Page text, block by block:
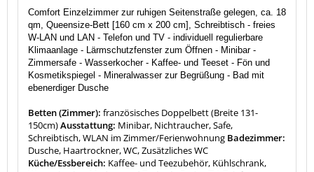
Comfort Einzelzimmer zur ruhigen Seitenstraße gelegen, ca. 18
qm, Queensize-Bett [160 cm x 200 cm], Schreibtisch - freies
W-LAN und LAN - Telefon und TV - individuell regulierbare
Klimaanlage - Lärmschutzfenster zum Öffnen - Minibar -
Zimmersafe - Wasserkocher - Kaffee- und Teeset - Fön und
Kosmetikspiegel - Mineralwasser zur Begrüßung - Bad mit
ebenerdiger Dusche
Betten (Zimmer): französisches Doppelbett (Breite 131-
150cm)Ausstattung: Minibar, Nichtraucher, Safe,
Schreibtisch, WLAN im Zimmer/Ferienwohnung Badezimmer:
Dusche, Haartrockner, WC, Zusätzliches WC
Küche/Essbereich: Kaffee- und Teezubehör, Kühlschrank,